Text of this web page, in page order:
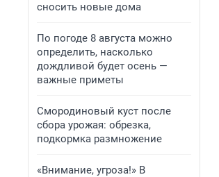
сносить новые дома
По погоде 8 августа можно
определить, насколько
дождливой будет осень —
важные приметы
Смородиновый куст после
сбора урожая: обрезка,
подкормка размножение
«Внимание, угроза!» В